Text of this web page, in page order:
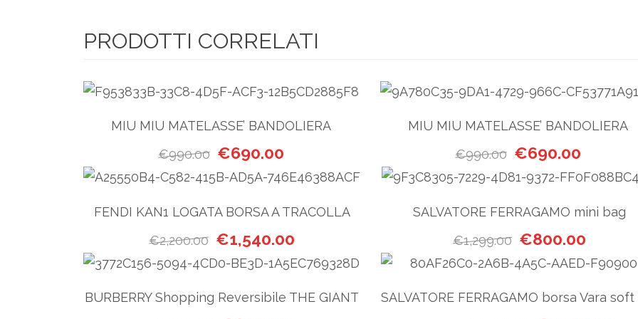
PRODOTTI CORRELATI
MIU MIU MATELASSE’ BANDOLIERA
€990.00 Il prezzo originale era: €990.00.
€690.00
MIU MIU MATELASSE’ BANDOLIERA
€990.00 Il prezzo originale
€690.00
FENDI KAN1 LOGATA BORSA A TRACOLLA
€2,200.00 Il prezzo originale era: €2,200.00.
€1,540.00 Il prezzo attuale è: €1,540.00.
SALVATORE FERRAGAMO mini bag
€1,299.00 Il prezzo originale
€800.00Il
BURBERRY Shopping Reversibile THE GIANT
SALVATORE FERRAGAMO borsa Vara